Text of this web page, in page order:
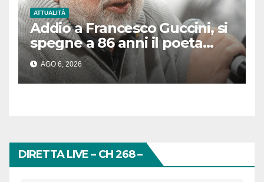
ATTUALITÀ
Addio a Francesco Guccini, si
spegne a 86 anni il poeta
delle emozioni
AGO 6, 2026
DIRETTA LIVE – CH 268 –